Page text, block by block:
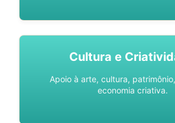
Cultura e
Apoio à arte, cultura,
economia criativa.